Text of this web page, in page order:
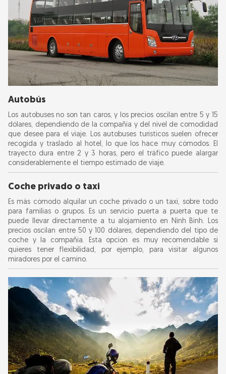
Autobús
Los autobuses no son tan caros, y los precios oscilan entre 5 y 15
dólares, dependiendo de la compañía y del nivel de comodidad
que desee para el viaje. Los autobuses turísticos suelen ofrecer
recogida y traslado al hotel, lo que los hace muy cómodos. El
trayecto dura entre 2 y 3 horas, pero el tráfico puede alargar
considerablemente el tiempo estimado de viaje.
Coche privado o taxi
Es más cómodo alquilar un coche privado o un taxi, sobre todo
para familias o grupos. Es un servicio puerta a puerta que te
puede llevar directamente a tu alojamiento en Ninh Binh. Los
precios oscilan entre 50 y 100 dólares, dependiendo del tipo de
coche y la compañía. Esta opción es muy recomendable si
quieres tener flexibilidad, por ejemplo, para visitar algunos
miradores por el camino.